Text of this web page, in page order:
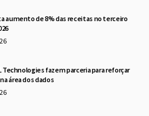
aumento de 8% das receitas no terceiro
Technologies fazem parceria para reforçar
área dos dados